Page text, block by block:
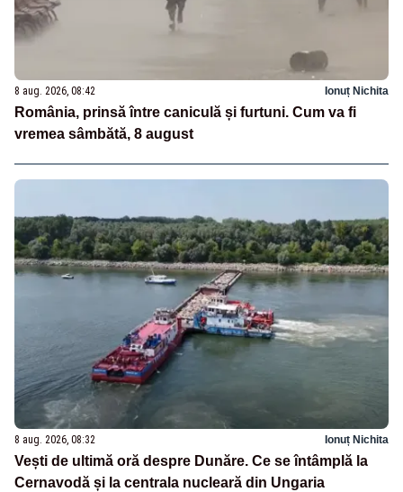
8 aug. 2026, 08:42 Ionuț Nichita
România, prinsă între caniculă și furtuni. Cum va fi
vremea sâmbătă, 8 august
8 aug. 2026, 08:32 Ionuț Nichita
Vești de ultimă oră despre Dunăre. Ce se întâmplă la
Cernavodă și la centrala nucleară din Ungaria